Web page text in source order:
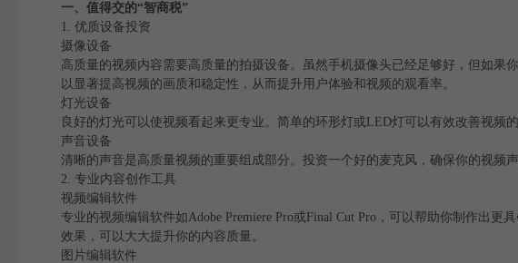
一、值得交的“智商税”
1. 优质设备投资
摄像设备
高质量的视频内容需要高质量的拍摄设备。虽然手机摄像头已经足够好，但如果
以显著提高视频的画质和稳定性，从而提升用户体验和视频的观看率。
灯光设备
良好的灯光可以使视频看起来更专业。简单的环形灯或LED灯可以有效改善视频
声音设备
清晰的声音是高质量视频的重要组成部分。投资一个好的麦克风，确保你的视频
2. 专业内容创作工具
视频编辑软件
专业的视频编辑软件如Adobe Premiere Pro或Final Cut Pro，可以帮助你制作出
效果，可以大大提升你的内容质量。
图片编辑软件